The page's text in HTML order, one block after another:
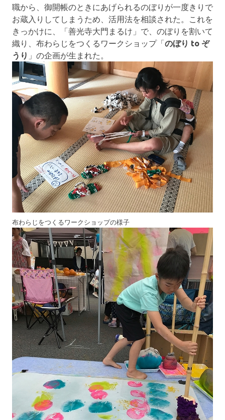
職から、御開帳のときにあげられるのぼりが一度きりで
お蔵入りしてしまうため、活用法を相談された。これを
きっかけに、「善光寺大門まるけ」で、のぼりを割いて
織り、布わらじをつくるワークショップ「のぼり to ぞ
うり 」の企画が生まれた。
布わらじをつくるワークショップの様子